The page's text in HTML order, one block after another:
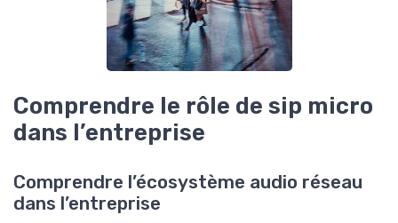
Comprendre le rôle de sip micro
dans l’entreprise
Comprendre l’écosystème audio réseau
dans l’entreprise